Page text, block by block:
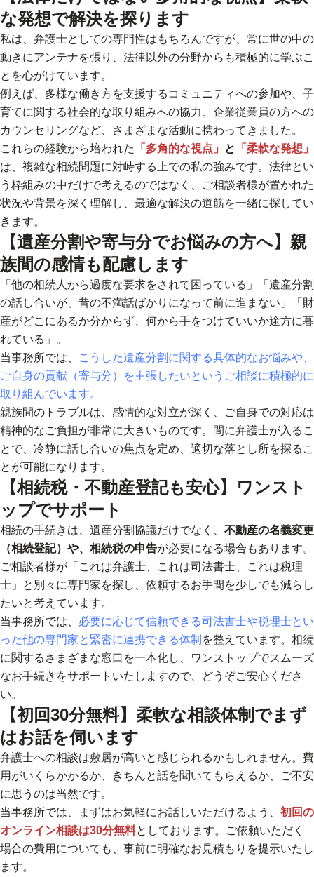
な発想で解決を探ります
私は、弁護士としての専門性はもちろんですが、常に世の中の
動きにアンテナを張り、法律以外の分野からも積極的に学ぶこ
とを心がけています。
例えば、多様な働き方を支援するコミュニティへの参加や、子
育てに関する社会的な取り組みへの協力、企業従業員の方への
カウンセリングなど、さまざまな活動に携わってきました。
これらの経験から培われた
「多角的な視点」 と
「柔軟な発想」
は、複雑な相続問題に対峙する上での私の強みです。法律とい
う枠組みの中だけで考えるのではなく、ご相談者様が置かれた
状況や背景を深く理解し、 最適な解決の道筋を一緒に探してい
きます。
【遺産分割や寄与分でお悩みの方へ】親
族間の感情も配慮します
「他の相続人から過度な要求をされて困っている」「遺産分割
の話し合いが、昔の不満話ばかりになって前に進まない」「財
産がどこにあるか分からず、何から手をつけていいか途方に暮
れている」。
当事務所では、
こうした遺産分割に関する具体的なお悩みや、
ご自身の貢献（寄与分）を主張したいというご相談に積極的に
取り組んでいます。
親族間のトラブルは、感情的な対立が深く、ご自身での対応は
精神的なご負担が非常に大きいものです。間に弁護士が入るこ
とで、 冷静に話し合いの焦点を定め、適切な落とし所を探るこ
とが可能になります。
【相続税・不動産登記も安心】ワンスト
ップでサポート
相続の手続きは、遺産分割協議だけでなく、 不動産の名義変更
（相続登記）や、相続税の申告が必要になる場合もあります。
ご相談者様が「これは弁護士、これは司法書士、これは税理
士」と別々に専門家を探し、依頼するお手間を少しでも減らし
たいと考えています。
当事務所では、 必要に応じて信頼できる司法書士や税理士とい
った他の専門家と緊密に連携できる体制 を整えています。相続
に関するさまざまな窓口を一本化し、
ワンストップでスムーズ
なお手続きをサポート いたしますので、
どうぞご安心くださ
い。
【初回30分無料】柔軟な相談体制でまず
はお話を伺います
弁護士への相談は敷居が高いと感じられるかもしれません。費
用がいくらかかるか、きちんと話を聞いてもらえるか、ご不安
に思うのは当然です。
当事務所では、まずはお気軽にお話しいただけるよう、 初回の
オンライン相談は30分無料としております。ご依頼いただく
場合の費用についても、事前に明確なお見積もりを提示いたし
ます。